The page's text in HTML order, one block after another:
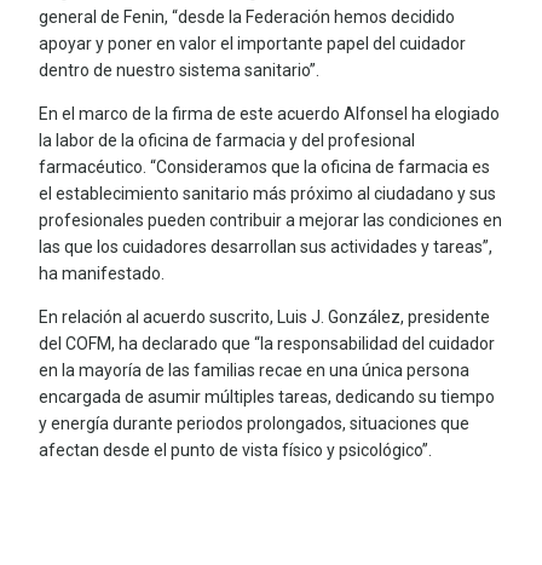
general de Fenin, “desde la Federación hemos decidido
apoyar y poner en valor el importante papel del cuidador
dentro de nuestro sistema sanitario”.
En el marco de la firma de este acuerdo Alfonsel ha elogiado
la labor de la oficina de farmacia y del profesional
farmacéutico. “Consideramos que la oficina de farmacia es
el establecimiento sanitario más próximo al ciudadano y sus
profesionales pueden contribuir a mejorar las condiciones en
las que los cuidadores desarrollan sus actividades y tareas”,
ha manifestado.
En relación al acuerdo suscrito, Luis J. González, presidente
del COFM, ha declarado que “la responsabilidad del cuidador
en la mayoría de las familias recae en una única persona
encargada de asumir múltiples tareas, dedicando su tiempo
y energía durante periodos prolongados, situaciones que
afectan desde el punto de vista físico y psicológico”.